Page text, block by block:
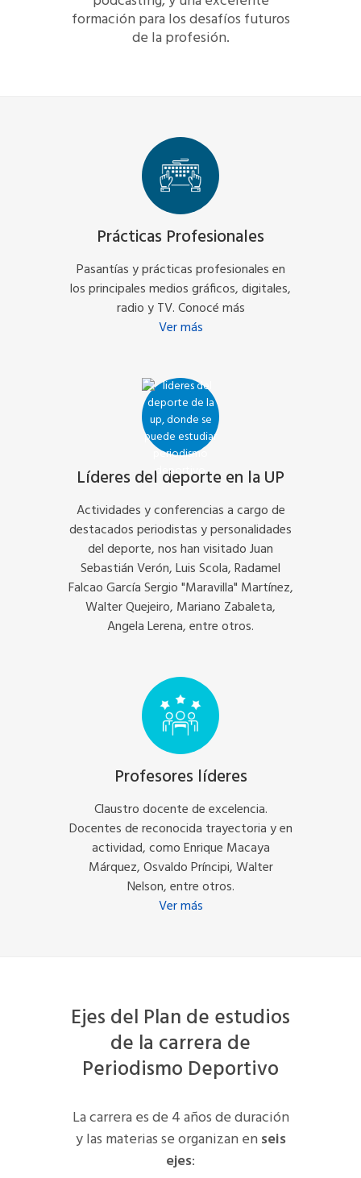
formación para los desafíos futuros
de la profesión.
Prácticas Profesionales
Pasantías y prácticas profesionales en
los principales medios gráficos, digitales,
radio y TV. Conocé más
Ver más
Líderes del deporte en la UP
Actividades y conferencias a cargo de
destacados periodistas y personalidades
del deporte, nos han visitado Juan
Sebastián Verón, Luis Scola, Radamel
Falcao García Sergio "Maravilla" Martínez,
Walter Quejeiro, Mariano Zabaleta,
Angela Lerena, entre otros.
Profesores líderes
Claustro docente de excelencia.
Docentes de reconocida trayectoria y en
actividad, como Enrique Macaya
Márquez, Osvaldo Príncipi, Walter
Nelson, entre otros.
Ver más
Ejes del Plan de estudios
de la carrera de
Periodismo Deportivo
La carrera es de 4 años de duración
y las materias se organizan enseis
ejes: